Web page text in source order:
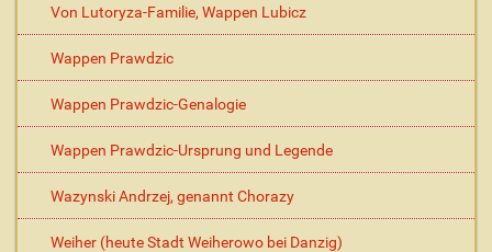
Von Lutoryza-Familie, Wappen Lubicz
Wappen Prawdzic
Wappen Prawdzic-Genalogie
Wappen Prawdzic-Ursprung und Legende
Wazynski Andrzej, genannt Chorazy
Weiher (heute Stadt Weiherowo bei Danzig)